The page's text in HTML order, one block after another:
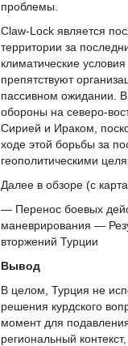
проблемы.
Claw-Lock является
территории за
климатические
препятствуют
пассивном ожидании.
обороны на северо-
Сирией и Ираком,
ходе этой борьбы за
геополитическими
Далее в обзоре (с
— Перенос боевых
маневрирования —
вторжений Турции
Вывод
В целом, Турция не
решения курдского
момент для
региональный